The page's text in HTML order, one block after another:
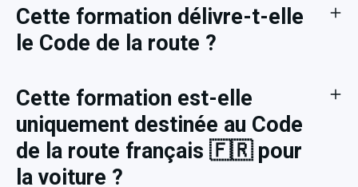
Cette formation délivre-t-elle
le Code de la route ?
Cette formation est-elle
uniquement destinée au Code
de la route français 🇫🇷 pour
la voiture ?